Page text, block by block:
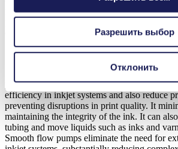
Разрешить выбор
Отклонить
medical devices that are in close contact
pulsation in these devices can improve
Inkjet printing is another area where
pump should be considered. Smooth Flow
efficiency in inkjet systems and also reduce
preventing disruptions in print quality. It
maintaining the integrity of the ink. It can
tubing and move liquids such as inks and
Smooth flow pumps eliminate the need for